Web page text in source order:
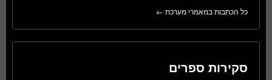
כל הכתבות במאמרי מערכת ←
סקירות ספרים